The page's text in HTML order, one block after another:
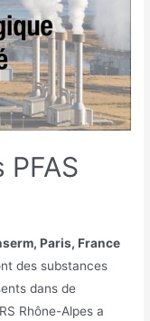
Paris, France
des substances
dans de
Rhône-Alpes a